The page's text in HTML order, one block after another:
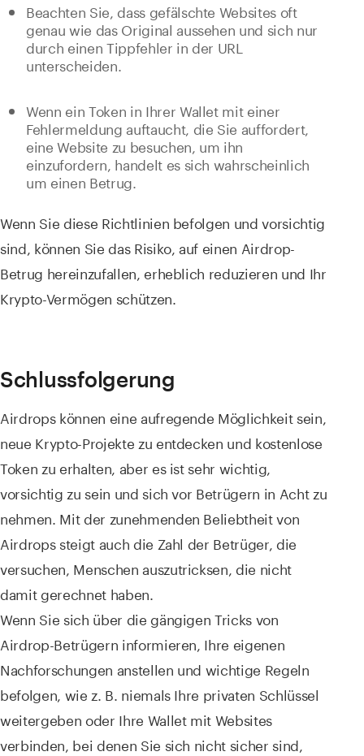
Beachten Sie, dass gefälschte Websites oft
genau wie das Original aussehen und sich nur
durch einen Tippfehler in der URL
unterscheiden.
Wenn ein Token in Ihrer Wallet mit einer
Fehlermeldung auftaucht, die Sie auffordert,
eine Website zu besuchen, um ihn
einzufordern, handelt es sich wahrscheinlich
um einen Betrug.
Wenn Sie diese Richtlinien befolgen und vorsichtig
sind, können Sie das Risiko, auf einen Airdrop-
Betrug hereinzufallen, erheblich reduzieren und Ihr
Krypto-Vermögen schützen.
Schlussfolgerung
Airdrops können eine aufregende Möglichkeit sein,
neue Krypto-Projekte zu entdecken und kostenlose
Token zu erhalten, aber es ist sehr wichtig,
vorsichtig zu sein und sich vor Betrügern in Acht zu
nehmen. Mit der zunehmenden Beliebtheit von
Airdrops steigt auch die Zahl der Betrüger, die
versuchen, Menschen auszutricksen, die nicht
damit gerechnet haben.
Wenn Sie sich über die gängigen Tricks von
Airdrop-Betrügern informieren, Ihre eigenen
Nachforschungen anstellen und wichtige Regeln
befolgen, wie z. B. niemals Ihre privaten Schlüssel
weitergeben oder Ihre Wallet mit Websites
verbinden, bei denen Sie sich nicht sicher sind,